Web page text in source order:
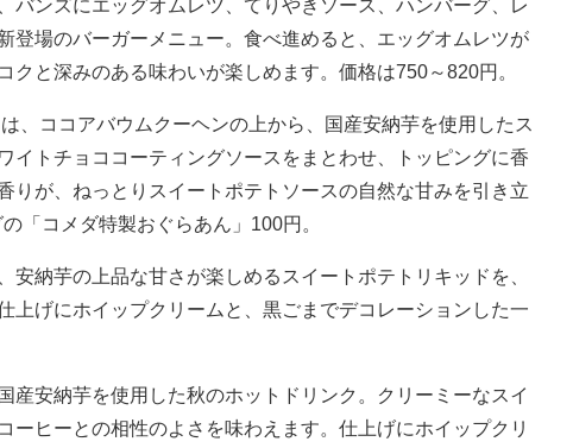
バンズにエッグオムレツ、てりやきソース、ハンバーグ、レ
登場のバーガーメニュー。食べ進めると、エッグオムレツが
と深みのある味わいが楽しめます。価格は750～820円。
、ココアバウムクーヘンの上から、国産安納芋を使用したス
イトチョココーティングソースをまとわせ、トッピングに香
りが、ねっとりスイートポテトソースの自然な甘みを引き立
「コメダ特製おぐらあん」100円。
納芋の上品な甘さが楽しめるスイートポテトリキッドを、
上げにホイップクリームと、黒ごまでデコレーションした一
安納芋を使用した秋のホットドリンク。クリーミーなスイ
ーヒーとの相性のよさを味わえます。仕上げにホイップクリ